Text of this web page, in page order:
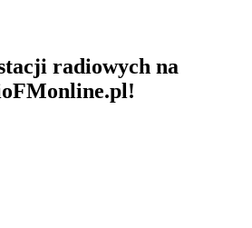
radiowych na